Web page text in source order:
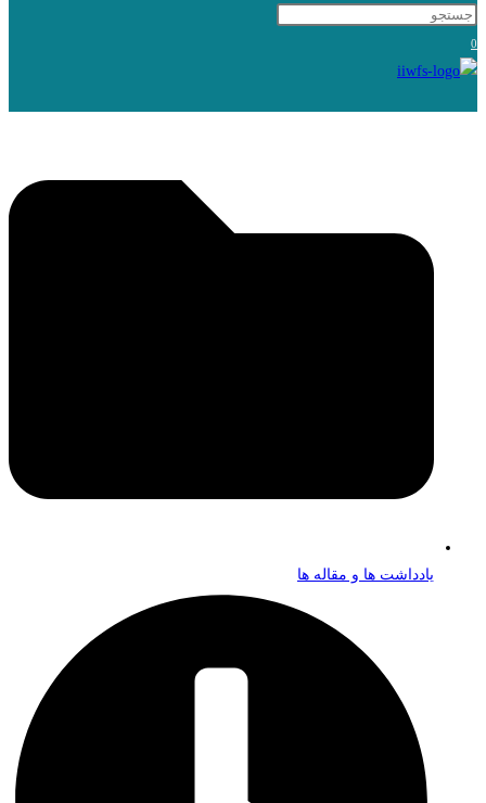
0
یادداشت ها و مقاله ها